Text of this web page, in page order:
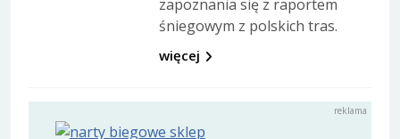
zapoznania się z raportem
śniegowym z polskich tras.
więcej